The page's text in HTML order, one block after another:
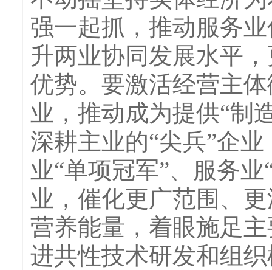
强一起抓，推动服务
升两业协同发展水平
优势。要激活经营主
业，推动成为提供“制
深耕主业的“尖兵”企
业“单项冠军”、服务
业，催化更广范围、
营养能量，着眼施足
进共性技术研发和组